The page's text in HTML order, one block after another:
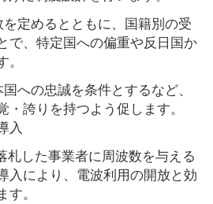
定めるとともに、国籍別の受
で、特定国への偏重や反日国か
への忠誠を条件とするなど、
・誇りを持つよう促します。
入
札した事業者に周波数を与える
入により、電波利用の開放と効
。